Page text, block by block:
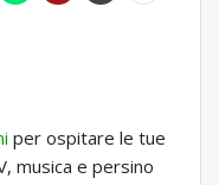
per ospitare le tue
musica e persino